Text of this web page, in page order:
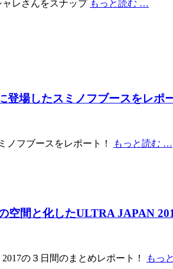
ャレさんをスナップ もっと読む …
場したスミノフブースをレポ
ノフブースをレポート！ もっと読む …
空間と化したULTRA JAPAN
の３日間のまとめレポート！ もっ